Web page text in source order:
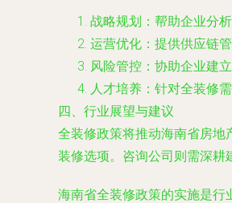
战略规划：帮助企业分
运营优化：提供供应链
风险管控：协助企业建
人才培养：针对全装修
四、行业展望与建议
全装修政策将推动海南省房地
装修选项。咨询公司则需深耕
海南省全装修政策的实施是行